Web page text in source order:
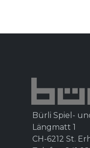
Bürli Spiel-
Längmatt 1
CH-6212 St.